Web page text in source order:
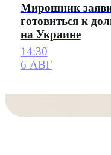
Мирошник
готовиться к
на Украине
14:30
6 АВГ